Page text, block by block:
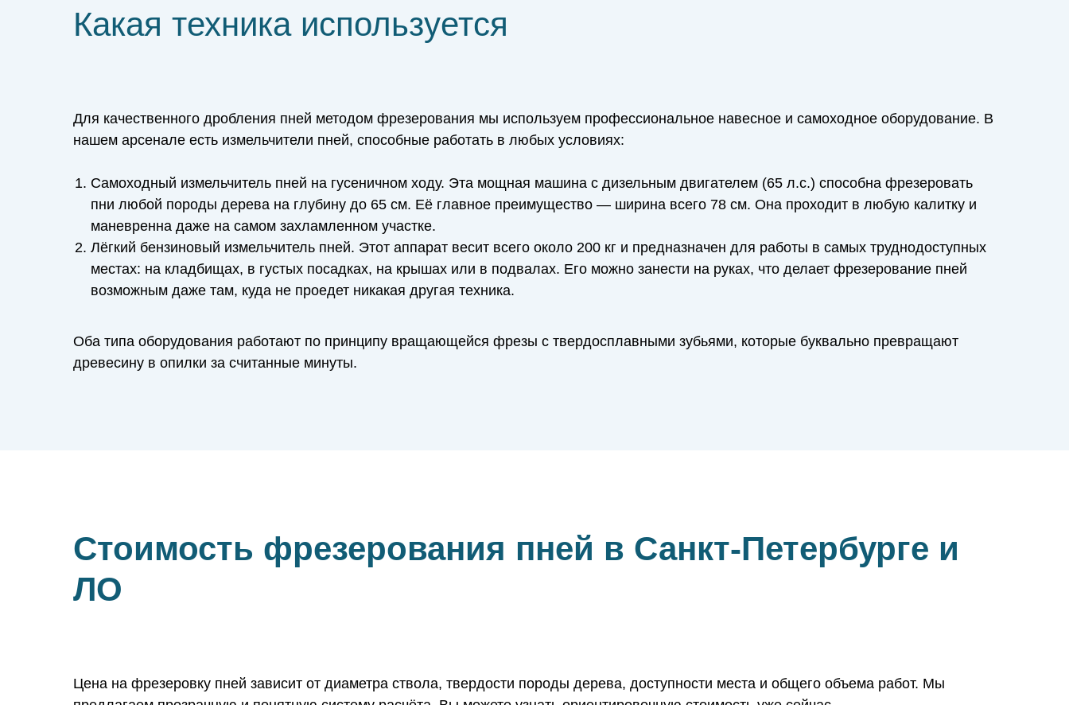
Какая техника используется
Для качественного дробления пней методом фрезерования мы используем профессиональное навесное и самоходное оборудование. В
нашем арсенале есть измельчители пней, способные работать в любых условиях:
Самоходный измельчитель пней на гусеничном ходу. Эта мощная машина с дизельным двигателем (65 л.с.) способна фрезеровать
пни любой породы дерева на глубину до 65 см. Её главное преимущество — ширина всего 78 см. Она проходит в любую калитку и
маневренна даже на самом захламленном участке.
Лёгкий бензиновый измельчитель пней. Этот аппарат весит всего около 200 кг и предназначен для работы в самых труднодоступных
местах: на кладбищах, в густых посадках, на крышах или в подвалах. Его можно занести на руках, что делает фрезерование пней
возможным даже там, куда не проедет никакая другая техника.
Оба типа оборудования работают по принципу вращающейся фрезы с твердосплавными зубьями, которые буквально превращают
древесину в опилки за считанные минуты.
Стоимость фрезерования пней в Санкт-Петербурге и
ЛО
Цена на фрезеровку пней зависит от диаметра ствола, твердости породы дерева, доступности места и общего объема работ. Мы